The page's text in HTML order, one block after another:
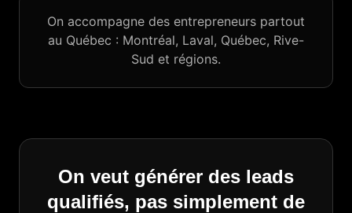
On accompagne des entrepreneurs partout
au Québec : Montréal, Laval, Québec, Rive-
Sud et régions.
On veut générer des leads
qualifiés, pas simplement de